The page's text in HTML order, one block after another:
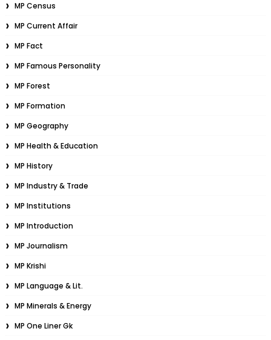
MP Census
MP Current Affair
MP Fact
MP Famous Personality
MP Forest
MP Formation
MP Geography
MP Health & Education
MP History
MP Industry & Trade
MP Institutions
MP Introduction
MP Journalism
MP Krishi
MP Language & Lit.
MP Minerals & Energy
MP One Liner Gk